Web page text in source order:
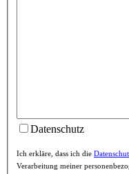
Datenschutz
Ich erkläre, dass ich die
Verarbeitung meiner